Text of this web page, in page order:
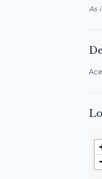
As